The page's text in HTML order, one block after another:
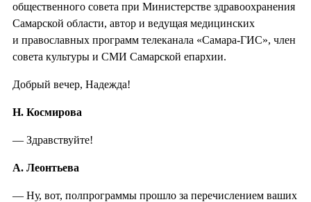
общественного совета при Министерстве здравоохранения
Самарской области, автор и ведущая медицинских
и православных программ телеканала «Самара-ГИС», член
совета культуры и СМИ Самарской епархии.
Добрый вечер, Надежда!
Н. Космирова
— Здравствуйте!
А. Леонтьева
— Ну, вот, полпрограммы прошло за перечислением ваших